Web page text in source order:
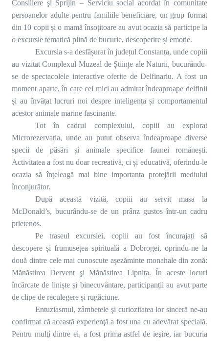
Consiliere şi Sprijin – Serviciu social acordat în comunitate
persoanelor adulte pentru familiile beneficiare, un grup format
din 10 copii și o mamă însoțitoare au avut ocazia să participe la
o excursie tematică plină de bucurie, descoperire și emoție.
Excursia s-a desfășurat în județul Constanța, unde copiii
au vizitat Complexul Muzeal de Științe ale Naturii, bucurându-
se de spectacolele interactive oferite de Delfinariu. A fost un
moment aparte, în care cei mici au admirat îndeaproape delfinii
și au învățat lucruri noi despre inteligența și comportamentul
acestor animale marine fascinante.
Tot în cadrul complexului, copiii au explorat
Microrezervația, unde au putut observa îndeaproape diverse
specii de păsări și animale specifice faunei românești.
Activitatea a fost nu doar recreativă, ci și educativă, oferindu-le
ocazia să înțeleagă mai bine importanța protejării mediului
înconjurător.
După această vizită, copiii au servit masa la
McDonald’s, bucurându-se de un prânz gustos într-un cadru
prietenos.
Pe traseul excursiei, copiii au fost încurajați să
descopere și frumusețea spirituală a Dobrogei, oprindu-ne la
două dintre cele mai cunoscute așezăminte monahale din zonă:
Mănăstirea Dervent şi Mănăstirea Lipnița. În aceste locuri
încărcate de liniște și binecuvântare, participanții au avut parte
de clipe de reculegere și rugăciune.
Entuziasmul, zâmbetele şi curiozitatea lor sinceră ne-au
confirmat că această experienţă a fost una cu adevărat specială.
Pentru mulţi dintre ei, a fost prima astfel de ieşire, iar bucuria